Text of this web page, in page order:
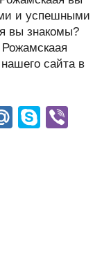
и успешными
вы знакомы?
сайта в
M S